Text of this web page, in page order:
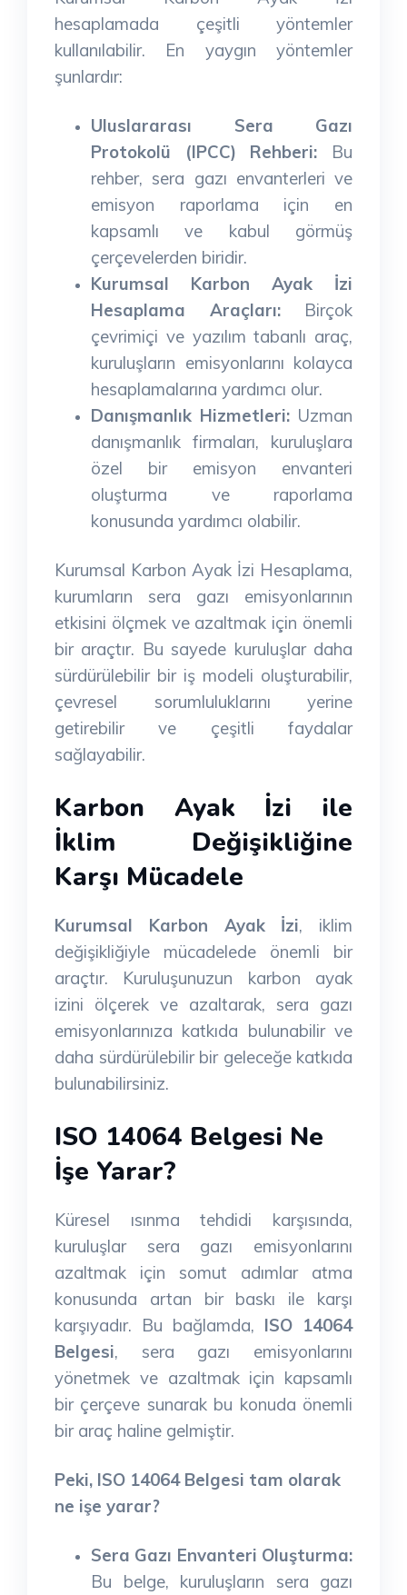
hesaplamada çeşitli yöntemler
kullanılabilir. En yaygın yöntemler
şunlardır:
Uluslararası Sera Gazı
Protokolü (IPCC) Rehberi: Bu
rehber, sera gazı envanterleri ve
emisyon raporlama için en
kapsamlı ve kabul görmüş
çerçevelerden biridir.
Kurumsal Karbon Ayak İzi
Hesaplama Araçları:Birçok
çevrimiçi ve yazılım tabanlı araç,
kuruluşların emisyonlarını kolayca
hesaplamalarına yardımcı olur.
Danışmanlık Hizmetleri:Uzman
danışmanlık firmaları, kuruluşlara
özel bir emisyon envanteri
oluşturma ve raporlama
konusunda yardımcı olabilir.
Kurumsal Karbon Ayak İzi Hesaplama,
kurumların sera gazı emisyonlarının
etkisini ölçmek ve azaltmak için önemli
bir araçtır. Bu sayede kuruluşlar daha
sürdürülebilir bir iş modeli oluşturabilir,
çevresel sorumluluklarını yerine
getirebilir ve çeşitli faydalar
sağlayabilir.
Karbon Ayak İzi ile
İklim Değişikliğine
Karşı Mücadele
Kurumsal Karbon Ayak İzi, iklim
değişikliğiyle mücadelede önemli bir
araçtır. Kuruluşunuzun karbon ayak
izini ölçerek ve azaltarak, sera gazı
emisyonlarınıza katkıda bulunabilir ve
daha sürdürülebilir bir geleceğe katkıda
bulunabilirsiniz.
ISO 14064 Belgesi Ne
İşe Yarar?
Küresel ısınma tehdidi karşısında,
kuruluşlar sera gazı emisyonlarını
azaltmak için somut adımlar atma
konusunda artan bir baskı ile karşı
karşıyadır. Bu bağlamda, ISO 14064
Belgesi, sera gazı emisyonlarını
yönetmek ve azaltmak için kapsamlı
bir çerçeve sunarak bu konuda önemli
bir araç haline gelmiştir.
Peki, ISO 14064 Belgesi tam olarak
ne işe yarar?
Sera Gazı Envanteri Oluşturma:
Bu belge, kuruluşların sera gazı